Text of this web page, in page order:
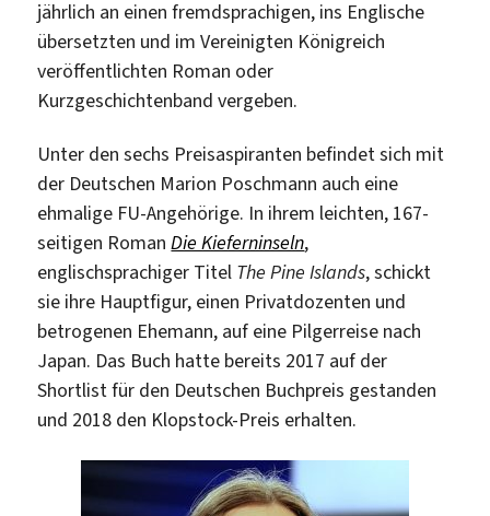
jährlich an einen fremdsprachigen, ins Englische
übersetzten und im Vereinigten Königreich
veröffentlichten Roman oder
Kurzgeschichtenband vergeben.
Unter den sechs Preisaspiranten befindet sich mit
der Deutschen Marion Poschmann auch eine
ehmalige FU-Angehörige. In ihrem leichten, 167-
seitigen RomanDie Kieferninseln,
englischsprachiger Titel The Pine Islands, schickt
sie ihre Hauptfigur, einen Privatdozenten und
betrogenen Ehemann, auf eine Pilgerreise nach
Japan. Das Buch hatte bereits 2017 auf der
Shortlist für den Deutschen Buchpreis gestanden
und 2018 den Klopstock-Preis erhalten.